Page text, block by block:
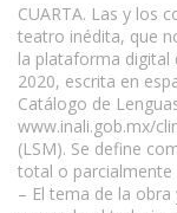
CUARTA. Las y los
teatro inédita, que
la plataforma digital
2020, escrita en
Catálogo de
www.inali.gob.mx/
(LSM). Se define
total o
– El tema de la